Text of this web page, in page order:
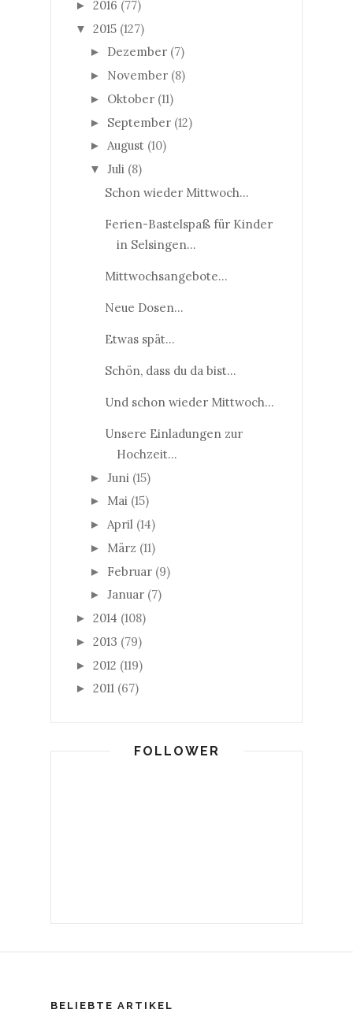
► 2016 (77)
▼ 2015 (127)
► Dezember (7)
► November (8)
► Oktober (11)
► September (12)
► August (10)
▼ Juli (8)
Schon wieder Mittwoch...
Ferien-Bastelspaß für Kinder
in Selsingen...
Mittwochsangebote...
Neue Dosen...
Etwas spät...
Schön, dass du da bist...
Und schon wieder Mittwoch...
Unsere Einladungen zur
Hochzeit...
► Juni (15)
► Mai (15)
► April (14)
► März (11)
► Februar (9)
► Januar (7)
► 2014 (108)
► 2013 (79)
► 2012 (119)
► 2011 (67)
FOLLOWER
BELIEBTE ARTIKEL